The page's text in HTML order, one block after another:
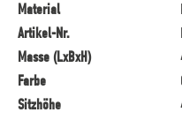
Material
Artikel-Nr.
Masse (LxBxH)
Farbe
Sitzhöhe